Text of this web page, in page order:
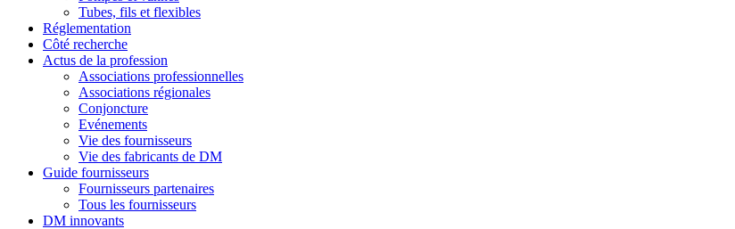
Tubes, fils et flexibles
Réglementation
Côté recherche
Actus de la profession
Associations professionnelles
Associations régionales
Conjoncture
Evénements
Vie des fournisseurs
Vie des fabricants de DM
Guide fournisseurs
Fournisseurs partenaires
Tous les fournisseurs
DM innovants